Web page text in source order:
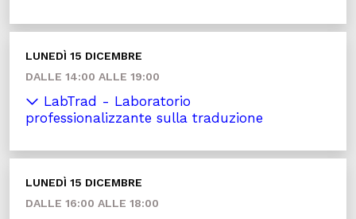
LUNEDÌ 15 DICEMBRE
DALLE 14:00 ALLE 19:00
LabTrad - Laboratorio
professionalizzante sulla traduzione
LUNEDÌ 15 DICEMBRE
DALLE 16:00 ALLE 18:00